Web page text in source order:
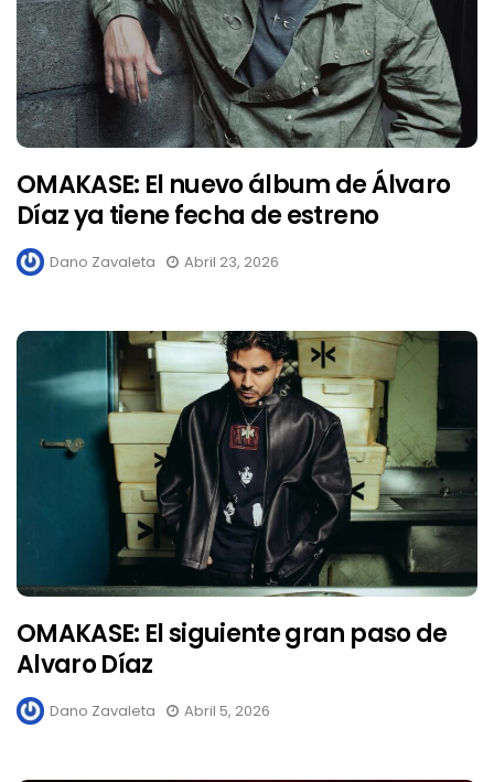
OMAKASE: El nuevo álbum de Álvaro
Díaz ya tiene fecha de estreno
Dano Zavaleta Abril 23, 2026
OMAKASE: El siguiente gran paso de
Alvaro Díaz
Dano Zavaleta Abril 5, 2026